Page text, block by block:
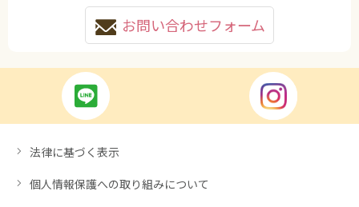
お問い合わせフォーム
法律に基づく表示
個人情報保護への取り組みについて